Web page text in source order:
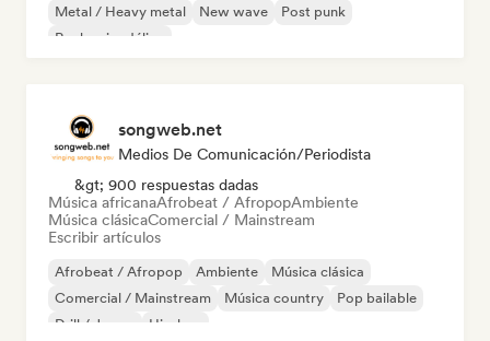
Metal / Heavy metal
New wave
Post punk
Rock psicodélico
songweb.net
Medios De Comunicación/Periodista
&gt; 900 respuestas dadas
Música africanaAfrobeat / AfropopAmbiente
Música clásicaComercial / Mainstream
Escribir artículos
Afrobeat / Afropop Ambiente
Música clásica
Comercial / Mainstream
Música country
Pop bailable
Drill / Jersey
Hip-hop